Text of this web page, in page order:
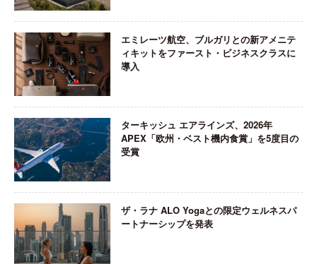
エミレーツ航空、ブルガリとの新アメニテ
ィキットをファースト・ビジネスクラスに
導入
ターキッシュ エアラインズ、2026年
APEX「欧州・ベスト機内食賞」を5度目の
受賞
ザ・ラナ ALO Yogaとの限定ウェルネスパ
ートナーシップを発表